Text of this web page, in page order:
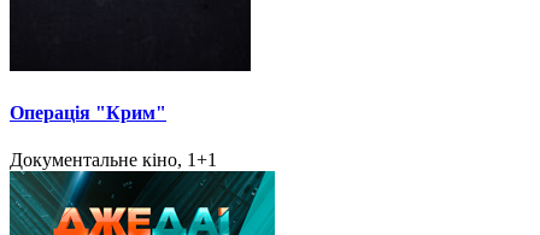
Операція "Крим"
Документальне кіно, 1+1